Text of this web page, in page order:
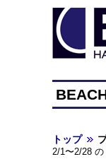
トップ
2/1〜2/28